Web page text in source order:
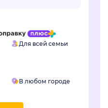
Для всей семьи
В любом городе